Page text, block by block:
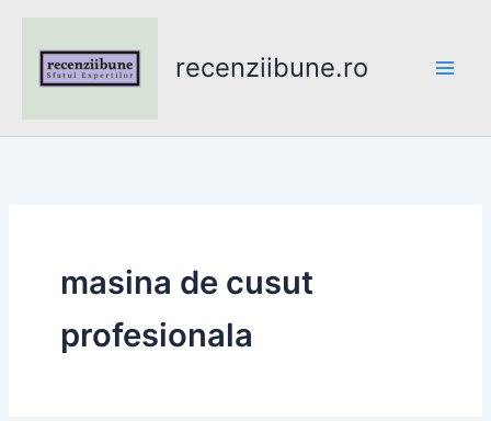
content
recenziibune.ro
masina de cusut
profesionala